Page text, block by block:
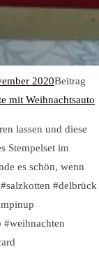
2020Beitrag
mit Weihnachtsauto
lassen und diese
Stempelset im
es schön, wenn
#delbrück